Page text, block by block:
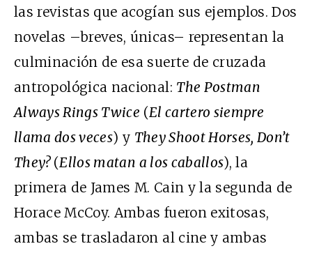
las revistas que acogían sus ejemplos. Dos
novelas –breves, únicas– representan la
culminación de esa suerte de cruzada
antropológica nacional: The Postman
Always Rings Twice (El cartero siempre
llama dos veces) y They Shoot Horses, Don’t
They? (Ellos matan a los caballos), la
primera de James M. Cain y la segunda de
Horace McCoy. Ambas fueron exitosas,
ambas se trasladaron al cine y ambas